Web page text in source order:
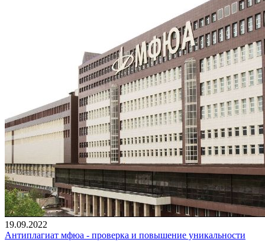
19.09.2022
Антиплагиат мфюа - проверка и повышение уникальности